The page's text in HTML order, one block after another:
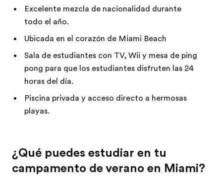
Excelente mezcla de nacionalidad durante
todo el año.
Ubicada en el corazón de Miami Beach
Sala de estudiantes con TV, Wii y mesa de ping
pong para que los estudiantes disfruten las 24
horas del día.
Piscina privada y acceso directo a hermosas
playas.
¿Qué puedes estudiar en tu
campamento de verano en Miami?